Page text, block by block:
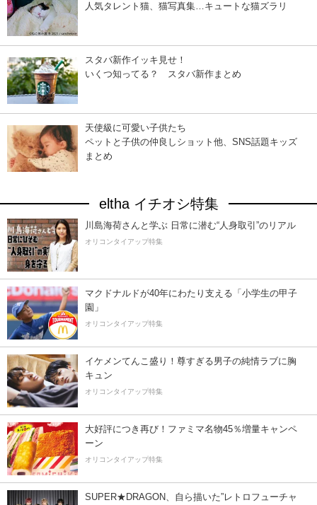
人気タレント猫、猫写真集…キュートな猫ズラリ
スタバ新作イッキ見せ！
いくつ知ってる？ スタバ新作まとめ
天使級に可愛い子供たち
ペットと子供の仲良しショット他、SNS話題キッズ
まとめ
eltha イチオシ特集
川島海荷さんと学ぶ 日常に潜む“人身取引”のリアル
オリコンタイアップ特集
マクドナルドが40年にわたり支える「小学生の甲子
園」
オリコンタイアップ特集
イケメンてんこ盛り！尊すぎる男子の純情ラブに胸
キュン
オリコンタイアップ特集
大好評につき再び！ファミマ名物45％増量キャンペ
ーン
オリコンタイアップ特集
SUPER★DRAGON、自ら描いた”レトロフューチャ